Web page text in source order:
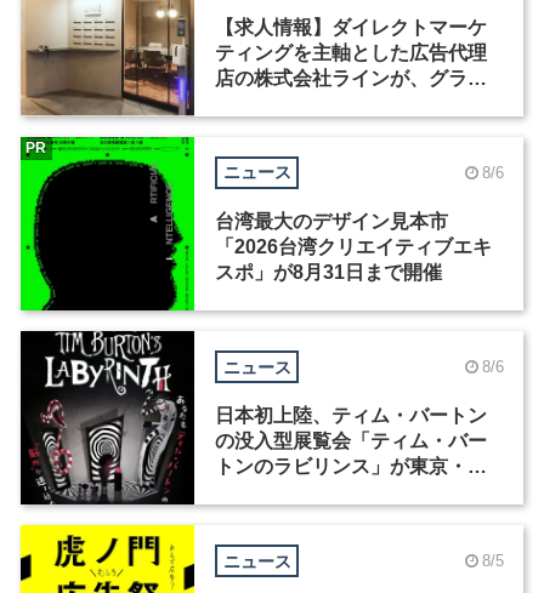
【求人情報】ダイレクトマーケ
ティングを主軸とした広告代理
店の株式会社ラインが、グラフ
ニュース 8/6
台湾最大のデザイン見本市
「2026台湾クリエイティブエキ
スポ」が8月31日まで開催
PR
ニュース 8/6
日本初上陸、ティム・バートン
の没入型展覧会「ティム・バー
トンのラビリンス」が東京・豊
ニュース 8/5